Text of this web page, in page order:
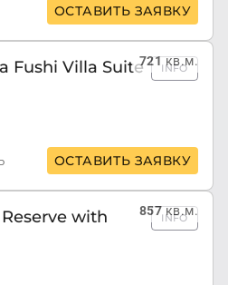
ОСТАВИТЬ ЗАЯВКУ
721кв.м.
Fushi Villa Suite
INFO
ОСТАВИТЬ ЗАЯВКУ
857кв.м.
with
INFO